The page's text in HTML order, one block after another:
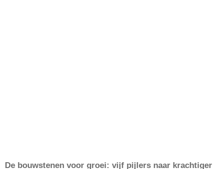
De bouwstenen voor groei: vijf pijlers naar krachtiger